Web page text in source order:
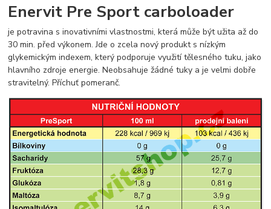
Enervit Pre Sport carboloader
je potravina s inovativními vlastnostmi, která může být užita až do
30 min. před výkonem. Jde o zcela nový produkt s nízkým
glykemickým indexem, který podporuje využití tělesného tuku, jako
hlavního zdroje energie. Neobsahuje žádné tuky a je velmi dobře
stravitelný. Příchuť pomeranč.